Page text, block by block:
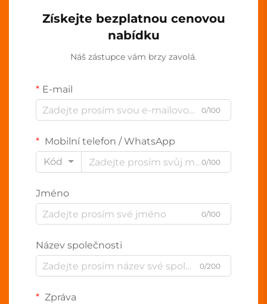
Získejte bezplatnou cenovou
nabídku
Náš zástupce vám brzy zavolá.
E-mail
0/100
Mobilní telefon / WhatsApp
Kód
0/100
Jméno
0/100
Název společnosti
0/200
Zpráva